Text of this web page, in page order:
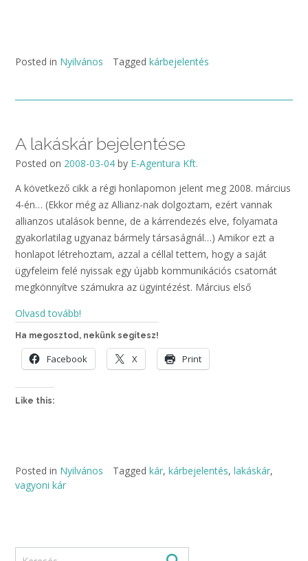
Posted in Nyilvános Tagged kárbejelentés
A lakáskár bejelentése
Posted on 2008-03-04 by E-Agentura Kft.
A következő cikk a régi honlapomon jelent meg 2008. március
4-én… (Ekkor még az Allianz-nak dolgoztam, ezért vannak
allianzos utalások benne, de a kárrendezés elve, folyamata
gyakorlatilag ugyanaz bármely társaságnál…) Amikor ezt a
honlapot létrehoztam, azzal a céllal tettem, hogy a saját
ügyfeleim felé nyissak egy újabb kommunikációs csatornát
megkönnyítve számukra az ügyintézést. Március első
Olvasd tovább!
Ha megosztod, nekünk segítesz!
Facebook X Print
Like this:
Posted in Nyilvános Tagged kár, kárbejelentés, lakáskár,
vagyoni kár